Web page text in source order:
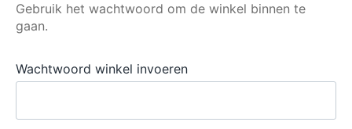
Gebruik het wachtwoord om de winkel binnen te
gaan.
Wachtwoord winkel invoeren